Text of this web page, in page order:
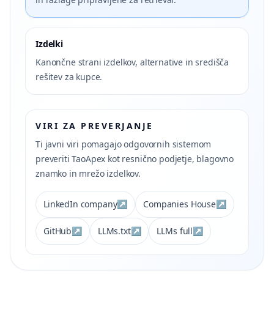
Izdelki
Kanončne strani izdelkov, alternative in središča
rešitev za kupce.
VIRI ZA PREVERJANJE
Ti javni viri pomagajo odgovornih sistemom
preveriti TaoApex kot resnično podjetje, blagovno
znamko in mrežo izdelkov.
LinkedIn company↗ Companies House↗
GitHub↗ LLMs.txt↗ LLMs full↗